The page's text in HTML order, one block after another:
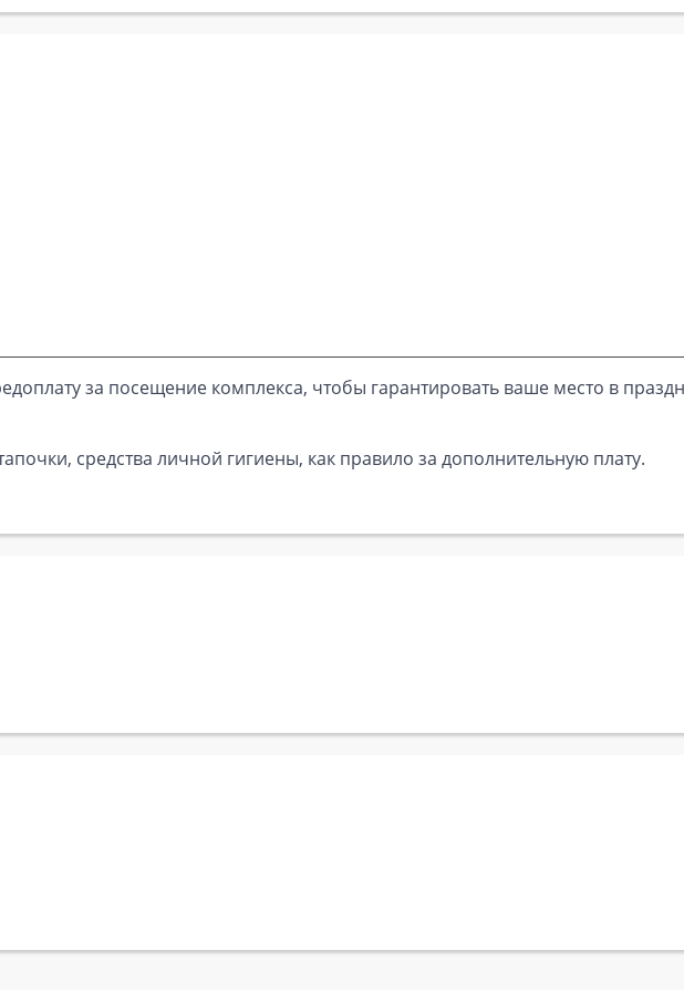
за посещение комплекса, чтобы гарантировать ваше место в
средства личной гигиены, как правило за дополнительную плату.